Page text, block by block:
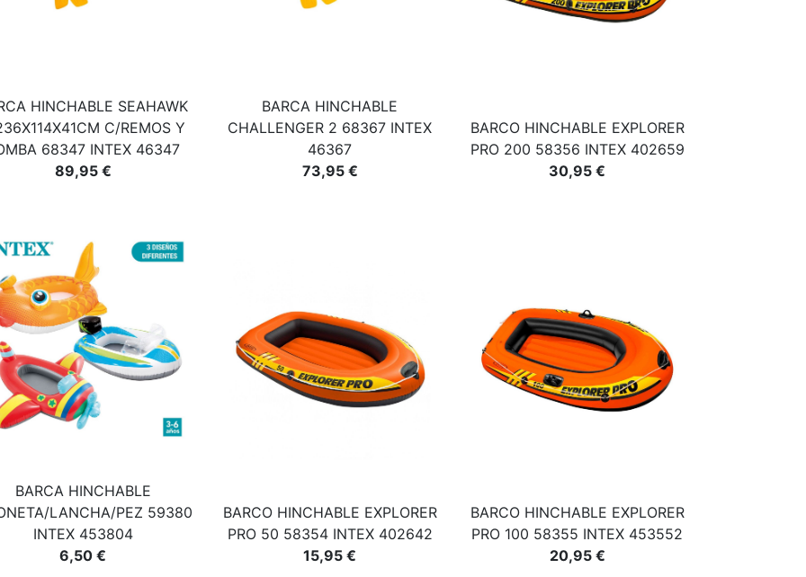
HINCHABLE SEAHAWK
C/REMOS Y
68347 INTEX 46347
89,95 €
BARCA HINCHABLE
CHALLENGER 2 68367 INTEX
46367
73,95 €
BARCO HINCHABLE EXPLORER
PRO 200 58356 INTEX 402659
30,95 €
BARCA HINCHABLE
LANCHA/PEZ 59380
INTEX 453804
6,50 €
BARCO HINCHABLE EXPLORER
PRO 50 58354 INTEX 402642
15,95 €
BARCO HINCHABLE EXPLORER
PRO 100 58355 INTEX 453552
20,95 €